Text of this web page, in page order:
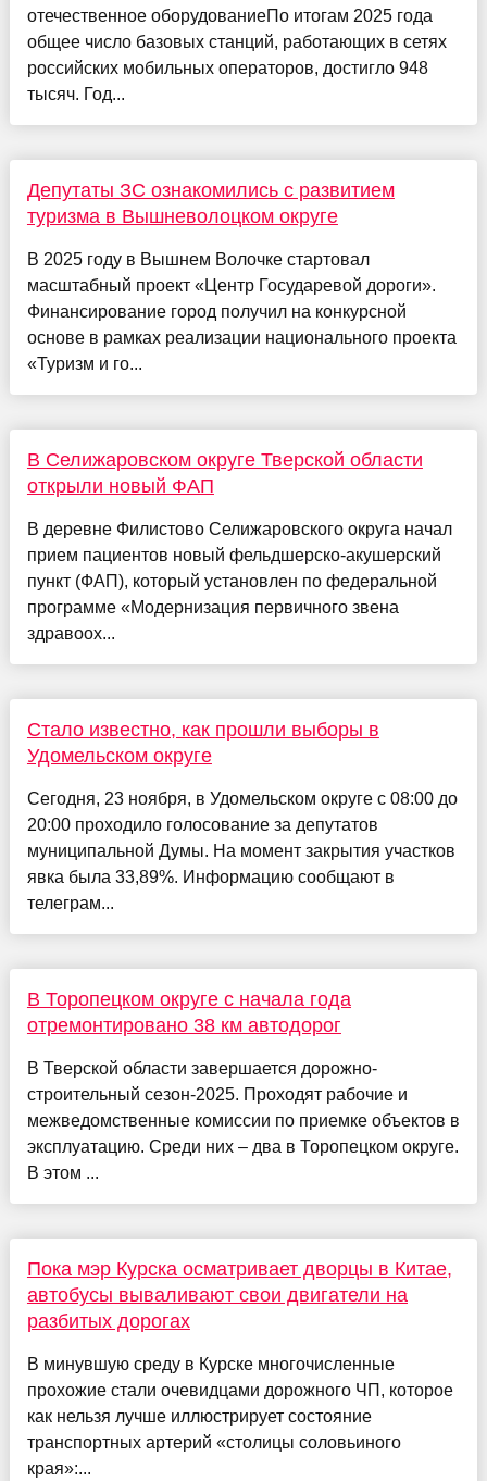
отечественное оборудованиеПо итогам 2025 года
общее число базовых станций, работающих в сетях
российских мобильных операторов, достигло 948
тысяч. Год...
Депутаты ЗС ознакомились с развитием
туризма в Вышневолоцком округе
В 2025 году в Вышнем Волочке стартовал
масштабный проект «Центр Государевой дороги».
Финансирование город получил на конкурсной
основе в рамках реализации национального проекта
«Туризм и го...
В Селижаровском округе Тверской области
открыли новый ФАП
В деревне Филистово Селижаровского округа начал
прием пациентов новый фельдшерско-акушерский
пункт (ФАП), который установлен по федеральной
программе «Модернизация первичного звена
здравоох...
Стало известно, как прошли выборы в
Удомельском округе
Сегодня, 23 ноября, в Удомельском округе с 08:00 до
20:00 проходило голосование за депутатов
муниципальной Думы. На момент закрытия участков
явка была 33,89%. Информацию сообщают в
телеграм...
В Торопецком округе с начала года
отремонтировано 38 км автодорог
В Тверской области завершается дорожно-
строительный сезон-2025. Проходят рабочие и
межведомственные комиссии по приемке объектов в
эксплуатацию. Среди них – два в Торопецком округе.
В этом ...
Пока мэр Курска осматривает дворцы в Китае,
автобусы вываливают свои двигатели на
разбитых дорогах
В минувшую среду в Курске многочисленные
прохожие стали очевидцами дорожного ЧП, которое
как нельзя лучше иллюстрирует состояние
транспортных артерий «столицы соловьиного
края»:...